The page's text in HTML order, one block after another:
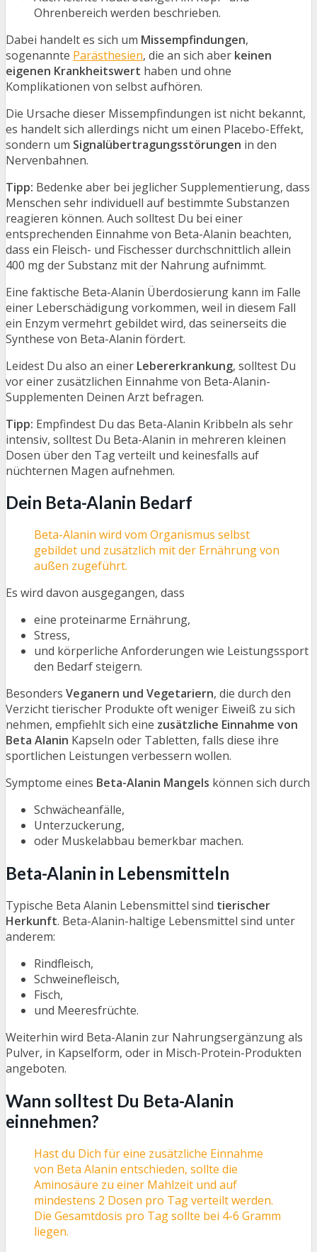
Ohrenbereich werden beschrieben.
Dabei handelt es sich um Missempfindungen,
sogenannte Parästhesien, die an sich aber keinen
eigenen Krankheitswert haben und ohne
Komplikationen von selbst aufhören.
Die Ursache dieser Missempfindungen ist nicht bekannt,
es handelt sich allerdings nicht um einen Placebo-Effekt,
sondern um Signalübertragungsstörungen in den
Nervenbahnen.
Tipp: Bedenke aber bei jeglicher Supplementierung, dass
Menschen sehr individuell auf bestimmte Substanzen
reagieren können. Auch solltest Du bei einer
entsprechenden Einnahme von Beta-Alanin beachten,
dass ein Fleisch- und Fischesser durchschnittlich allein
400 mg der Substanz mit der Nahrung aufnimmt.
Eine faktische Beta-Alanin Überdosierung kann im Falle
einer Leberschädigung vorkommen, weil in diesem Fall
ein Enzym vermehrt gebildet wird, das seinerseits die
Synthese von Beta-Alanin fördert.
Leidest Du also an einer Lebererkrankung, solltest Du
vor einer zusätzlichen Einnahme von Beta-Alanin-
Supplementen Deinen Arzt befragen.
Tipp: Empfindest Du das Beta-Alanin Kribbeln als sehr
intensiv, solltest Du Beta-Alanin in mehreren kleinen
Dosen über den Tag verteilt und keinesfalls auf
nüchternen Magen aufnehmen.
Dein Beta-Alanin Bedarf
Beta-Alanin wird vom Organismus selbst
gebildet und zusätzlich mit der Ernährung von
außen zugeführt.
Es wird davon ausgegangen, dass
eine proteinarme Ernährung,
Stress,
und körperliche Anforderungen wie Leistungssport
den Bedarf steigern.
Besonders Veganern und Vegetariern, die durch den
Verzicht tierischer Produkte oft weniger Eiweiß zu sich
nehmen, empfiehlt sich eine zusätzliche Einnahme von
Beta Alanin Kapseln oder Tabletten, falls diese ihre
sportlichen Leistungen verbessern wollen.
Symptome eines Beta-Alanin Mangels können sich durch
Schwächeanfälle,
Unterzuckerung,
oder Muskelabbau bemerkbar machen.
Beta-Alanin in Lebensmitteln
Typische Beta Alanin Lebensmittel sind tierischer
Herkunft. Beta-Alanin-haltige Lebensmittel sind unter
anderem:
Rindfleisch,
Schweinefleisch,
Fisch,
und Meeresfrüchte.
Weiterhin wird Beta-Alanin zur Nahrungsergänzung als
Pulver, in Kapselform, oder in Misch-Protein-Produkten
angeboten.
Wann solltest Du Beta-Alanin
einnehmen?
Hast du Dich für eine zusätzliche Einnahme
von Beta Alanin entschieden, sollte die
Aminosäure zu einer Mahlzeit und auf
mindestens 2 Dosen pro Tag verteilt werden.
Die Gesamtdosis pro Tag sollte bei 4-6 Gramm
liegen.